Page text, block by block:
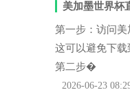
美加墨世界杯
第一步：访问
这可以避免下载
第二步�
2026-06-23